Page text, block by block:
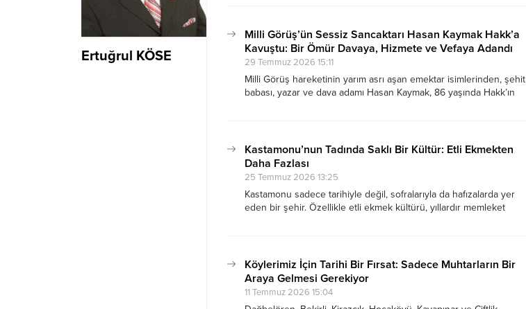
Ertuğrul KÖSE
Milli Görüş’ün Sessiz Sancaktarı Hasan Kaymak Hakk’a
Kavuştu: Bir Ömür Davaya, Hizmete ve Vefaya Adandı
29 Temmuz 2026 15:11
Milli Görüş hareketinin yarım asrı aşan emektar isimlerinden, şehit
babası, yazar ve dava adamı Hasan Kaymak, 86 yaşında Hakk’ın
Kastamonu’nun Tadında Saklı Bir Kültür: Etli Ekmekten
Daha Fazlası
25 Temmuz 2026 13:25
Kastamonu sadece tarihiyle değil, sofralarıyla da hafızalarda yer
eden bir şehir. Özellikle etli ekmek kültürü, yıllardır memleket
Köylerimiz İçin Tarihi Bir Fırsat: Sadece Muhtarların Bir
Araya Gelmesi Gerekiyor
11 Temmuz 2026 15:04